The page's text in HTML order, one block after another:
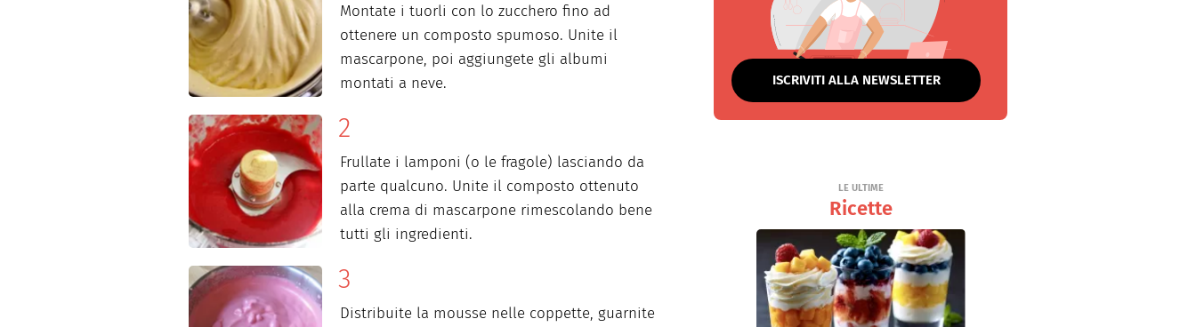
Montate i tuorli con lo zucchero fino ad
ottenere un composto spumoso. Unite il
mascarpone, poi aggiungete gli albumi
montati a neve.
Frullate i lamponi (o le fragole) lasciando da
parte qualcuno. Unite il composto ottenuto
alla crema di mascarpone rimescolando bene
tutti gli ingredienti.
Distribuite la mousse nelle coppette, guarnite
ISCRIVITI ALLA NEWSLETTER
LE ULTIME
Ricette